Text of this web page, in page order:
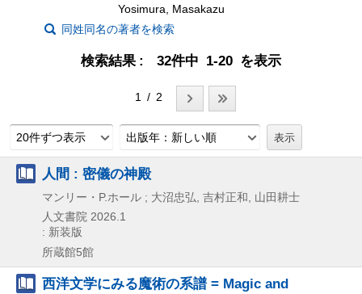
Yosimura, Masakazu
同姓同名の著者を検索
検索結果 32件中 1-20 を表示
1 / 2
20件ずつ表示 出版年：新しい順
人間 : 密儀の神殿
マンリー・P.ホール ; 大沼忠弘, 吉村正和, 山田耕士
人文書院 2026.1
: 新装版
所蔵館5館
西洋文学にみる魔術の系譜 = Magic and